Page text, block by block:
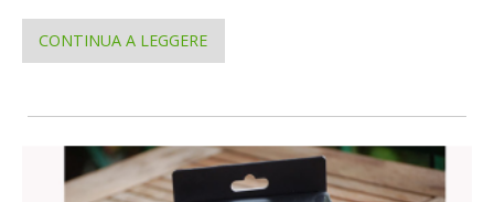
CONTINUA A LEGGERE